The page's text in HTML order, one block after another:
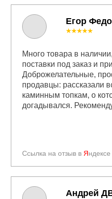
Егор
Ссылка на отзыв в Яндексе
★★★★★
Много товара в
поставки под заказ и
Доброжелательные,
продавцы: рассказали
каминным топкам, о
догадывался.
Андрей